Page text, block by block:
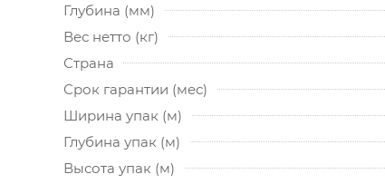
Глубина (мм)
Вес нетто (кг)
Страна
Срок гарантии (мес)
Ширина упак (м)
Глубина упак (м)
Высота упак (м)